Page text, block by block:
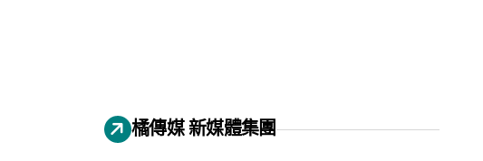
橘傳媒 新媒體集團